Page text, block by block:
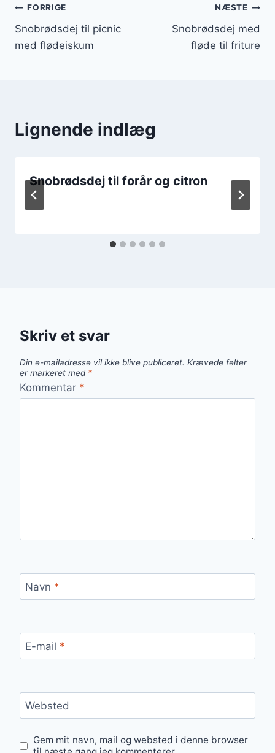
Indlægsnavigation
FORRIGE
Snobrødsdej til picnic
med flødeiskum
NÆSTE
Snobrødsdej med
fløde til friture
Lignende indlæg
Snobrødsdej til forår og citron
Skriv et svar
Din e-mailadresse vil ikke blive publiceret. Krævede felter
er markeret med *
Kommentar *
Navn *
E-mail *
Websted
Gem mit navn, mail og websted i denne browser